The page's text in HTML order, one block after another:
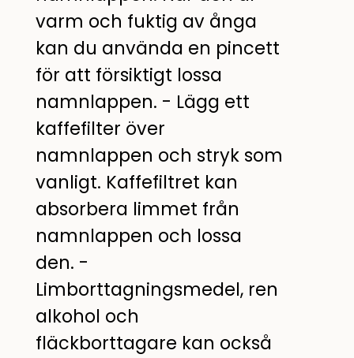
varm och fuktig av ånga
kan du använda en pincett
för att försiktigt lossa
namnlappen. - Lägg ett
kaffefilter över
namnlappen och stryk som
vanligt. Kaffefiltret kan
absorbera limmet från
namnlappen och lossa
den. -
Limborttagningsmedel, ren
alkohol och
fläckborttagare kan också